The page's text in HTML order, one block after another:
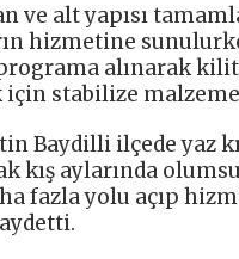
ve alt yapısı
hizmetine
alınarak
için stabilize
Baydilli ilçede yaz
kış aylarında
fazla yolu açıp